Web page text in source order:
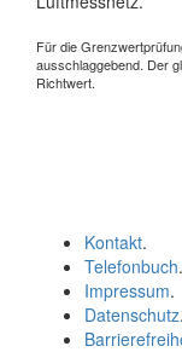
Für die
ausschlaggebend. Der
Richtwert.
Kontakt.
Telefonbuch.
Impressum.
Datenschutz.